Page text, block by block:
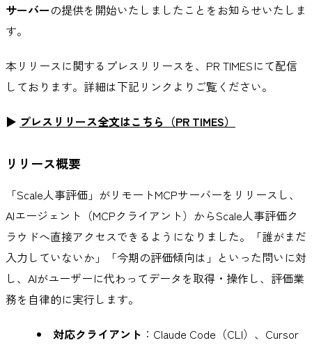
サーバーの提供を開始いたしましたことをお知らせいたしま
す。
本リリースに関するプレスリリースを、PR TIMESにて配信
しております。詳細は下記リンクよりご覧ください。
▶ プレスリリース全文はこちら（PR TIMES）
リリース概要
「Scale人事評価」がリモートMCPサーバーをリリースし、
AIエージェント（MCPクライアント）からScale人事評価ク
ラウドへ直接アクセスできるようになりました。「誰がまだ
入力していないか」「今期の評価傾向は」といった問いに対
し、AIがユーザーに代わってデータを取得・操作し、評価業
務を自律的に実行します。
対応クライアント ：Claude Code（CLI）、Cursor